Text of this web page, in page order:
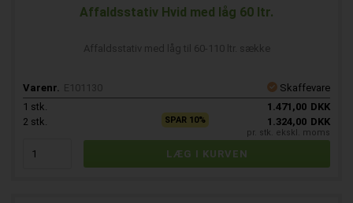
Affaldsstativ Hvid med låg 60 ltr.
Affaldsstativ med låg til 60-110 ltr. sække
Varenr. E101130
Skaffevare
1 stk. 1.471,00 DKK
2 stk. SPAR 10% 1.324,00 DKK
pr. stk. ekskl. moms